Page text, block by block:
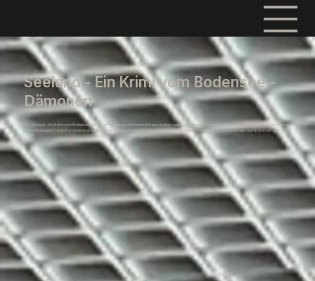
Seeland - Ein Krimi vom Bodensee -
Dämonen
Für „Seeland – Ein Krimi vom Bodensee: Dämonen“ haben wir ein Szenenbild geschaffen, das die düstere Spannung des Falls zwischen Bodensee, Polizeiarbeit,
Hotel, Bauwagen, Friedhof und beklemmenden Innenräumen atmosphärisch verdichtet und der Geschichte eine präzise, unheilvolle räumliche Kraft gibt.